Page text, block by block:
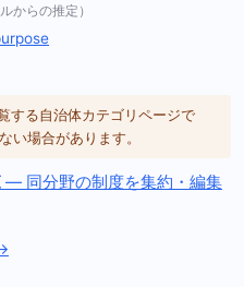
からの推定）
する自治体カテゴリページで
い場合があります。
— 同分野の制度を集約・編集